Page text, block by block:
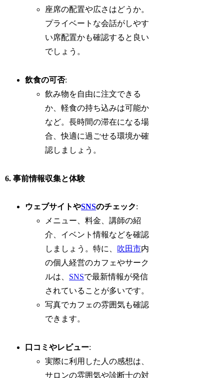
座席の配置や広さはどうか。
プライベートな会話がしやす
い席配置かも確認すると良い
でしょう。
飲食の可否:
飲み物を自由に注文できる
か、軽食の持ち込みは可能か
など。長時間の滞在になる場
合、快適に過ごせる環境か確
認しましょう。
6. 事前情報収集と体験
ウェブサイトやSNSのチェック:
メニュー、料金、講師の紹
介、イベント情報などを確認
しましょう。特に、 吹田市内
の個人経営のカフェやサーク
ルは、 SNSで最新情報が発信
されていることが多いです。
写真でカフェの雰囲気も確認
できます。
口コミやレビュー:
実際に利用した人の感想は、
サロンの雰囲気や診断士の対